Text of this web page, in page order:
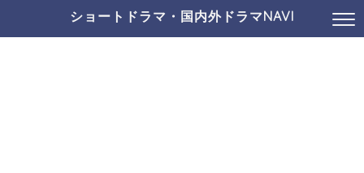
ショートドラマ・国内外ドラマNAVI